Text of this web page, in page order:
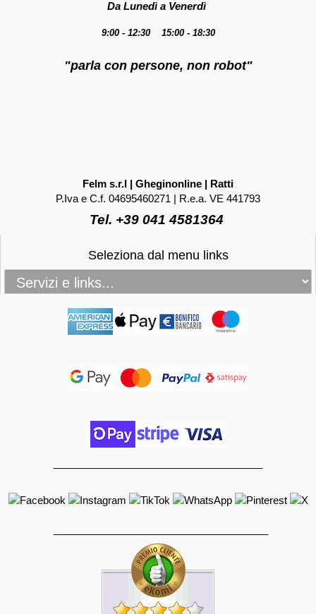
Da Lunedì a Venerdì
9:00 - 12:30 15:00 - 18:30
"parla con persone, non robot"
Felm s.r.l | Gheginonline | Ratti
P.Iva e C.f. 04695460271 | R.e.a. VE 441793
Tel. +39 041 4581364
Seleziona dal menu links